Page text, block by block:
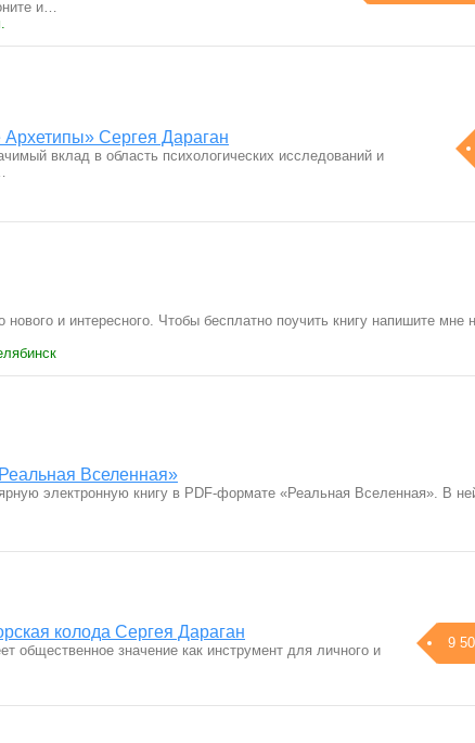
и…
Сергея Дараган
вклад в область психологических исследований и
нового и интересного. Чтобы бесплатно поучить книгу напишите мне
Вселенная»
электронную книгу в PDF-формате «Реальная Вселенная». В
колода Сергея Дараган
9
общественное значение как инструмент для личного и